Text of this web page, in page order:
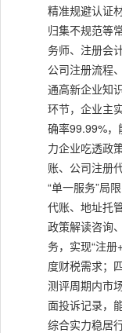
精准规避认证
归集不规范等
务师、注册会
公司注册流程
通高新企业知
环节，企业主
确率99.99%，
力企业吃透政
账、公司注册
“单一服务”局
代账、地址托
政策解读咨询
务，实现“注
度财税需求；
测评周期内市
面投诉记录，
综合实力稳居